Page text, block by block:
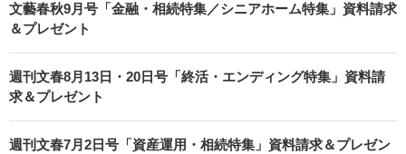
文藝春秋9月号「金融・相続特集／シニアホーム特集」資料請求
＆プレゼント
週刊文春8月13日・20日号「終活・エンディング特集」資料請
求＆プレゼント
週刊文春7月2日号「資産運用・相続特集」資料請求＆プレゼン